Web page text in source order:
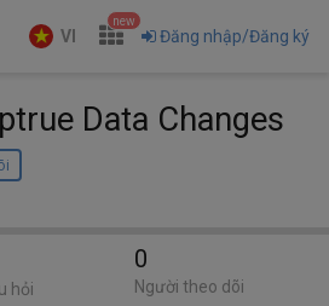
VI
new
Đăng nhập/Đăng ký
Data Changes
hỏi
0
Người theo dõi